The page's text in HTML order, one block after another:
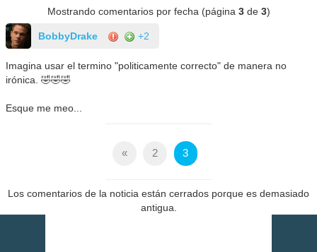
Mostrando comentarios por fecha (página 3de 3)
BobbyDrake +2
Imagina usar el termino "politicamente correcto" de manera no
irónica. 🤣🤣🤣
Esque me meo...
« 2 3
Los comentarios de la noticia están cerrados porque es demasiado
antigua.